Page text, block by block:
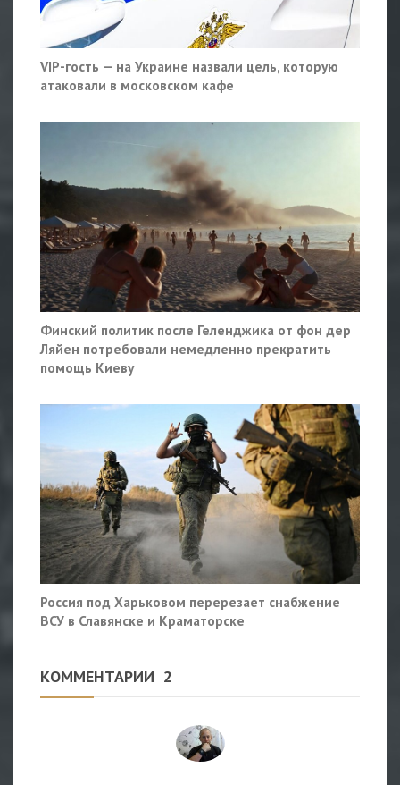
VIP-гость — на Украине назвали цель, которую
атаковали в московском кафе
Финский политик после Геленджика от фон дер
Ляйен потребовали немедленно прекратить
помощь Киеву
Россия под Харьковом перерезает снабжение
ВСУ в Славянске и Краматорске
КОММЕНТАРИИ 2